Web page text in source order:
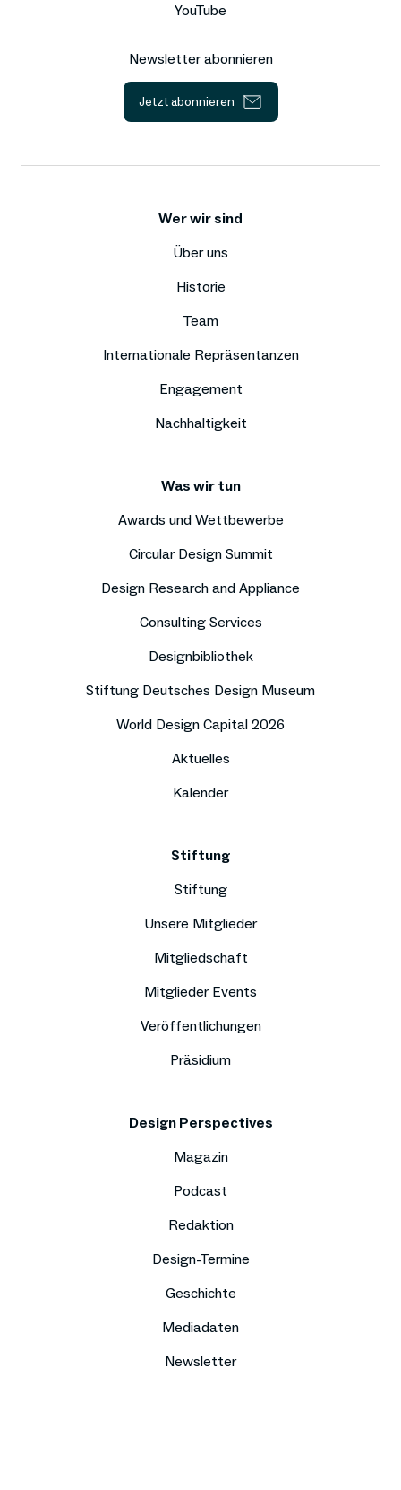
YouTube
Newsletter abonnieren
Jetzt abonnieren
Wer wir sind
Über uns
Historie
Team
Internationale Repräsentanzen
Engagement
Nachhaltigkeit
Was wir tun
Awards und Wettbewerbe
Circular Design Summit
Design Research and Appliance
Consulting Services
Designbibliothek
Stiftung Deutsches Design Museum
World Design Capital 2026
Aktuelles
Kalender
Stiftung
Stiftung
Unsere Mitglieder
Mitgliedschaft
Mitglieder Events
Veröffentlichungen
Präsidium
Design Perspectives
Magazin
Podcast
Redaktion
Design-Termine
Geschichte
Mediadaten
Newsletter